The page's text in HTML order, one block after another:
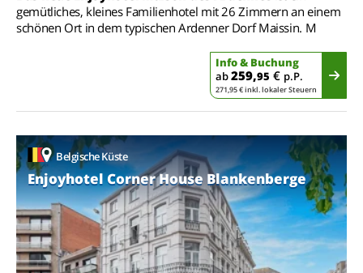
gemütliches, kleines Familienhotel mit 26 Zimmern an einem
schönen Ort in dem typischen Ardenner Dorf Maissin. M
Info & Buchung
ab259,95 € p.P.
271,95 € inkl. lokaler Steuern
Belgische Küste
Enjoyhotel Corner House Blankenberge